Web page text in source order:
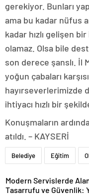
gerekiyor. Bunları
ama bu kadar nüfus
kadar hızlı gelişen
olamaz. Olsa bile
son derece şanslı. İl
yoğun çabaları
hayırseverlerimizde
ihtiyacı hızlı bir
Konuşmaların
atıldı. – KAYSERİ
Belediye Eğitim
Modern Servislerde
Tasarrufu ve Güvenlik: